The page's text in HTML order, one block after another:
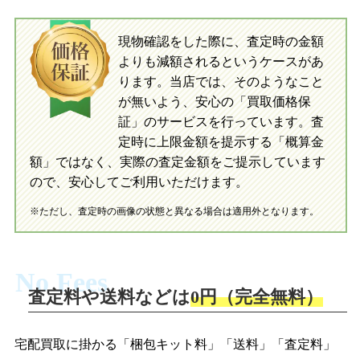
当店に査定したおもちゃがご到着後、ご
指定の口座に即日入金可能です。
買取の流れ 写真の撮影方法
当店に査定したおもちゃがご到着後、ご
指定の口座に即日入金可能です。
初めての方へ LINE査定の流れ 写真の撮影方法
現物確認をした際に、査定時の金額
よりも減額されるというケースがあ
ります。当店では、そのようなこと
が無いよう、安心の「買取価格保
証」のサービスを行っています。査
定時に上限金額を提示する「概算金
額」ではなく、実際の査定金額をご提示しています
ので、安心してご利用いただけます。
※ただし、査定時の画像の状態と異なる場合は適用外となります。
No Fees
査定料や送料などは0円（完全無料）
宅配買取に掛かる「梱包キット料」「送料」「査定料」